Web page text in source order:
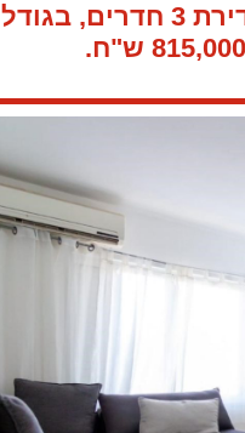
דירת 3 חדרים, בגודל